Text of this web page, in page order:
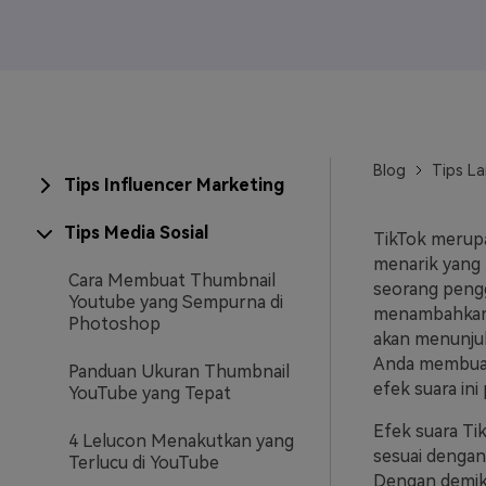
Tips Influencer Marketing
Tips Media Sosial
Cara Membuat Thumbnail
Youtube yang Sempurna di
Photoshop
Panduan Ukuran Thumbnail
YouTube yang Tepat
4 Lelucon Menakutkan yang
Terlucu di YouTube
Blog Tips
TikTok
menarik yang
seorang
akan
Anda
efek suara ini
Efek suara
sesuai
Dengan